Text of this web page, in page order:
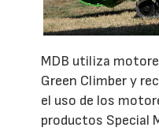
MDB utiliza
Green Climber y
el uso de los
productos Special